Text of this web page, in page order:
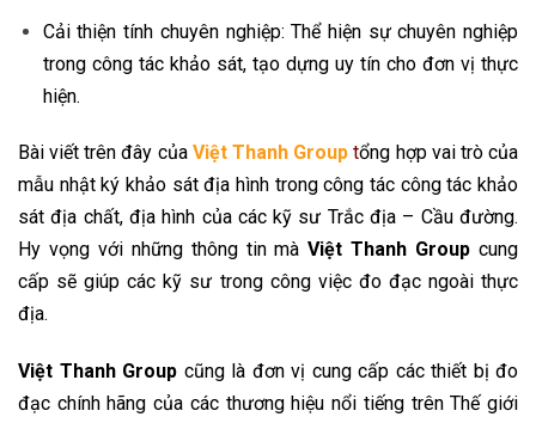
Cải thiện tính chuyên nghiệp: Thể hiện sự chuyên nghiệp
trong công tác khảo sát, tạo dựng uy tín cho đơn vị thực
hiện.
Bài viết trên đây củaViệt Thanh Group tổng hợp vai trò của
mẫu nhật ký khảo sát địa hình trong công tác công tác khảo
sát địa chất, địa hình của các kỹ sư Trắc địa – Cầu đường.
Hy vọng với những thông tin màViệt Thanh Group cung
cấp sẽ giúp các kỹ sư trong công việc đo đạc ngoài thực
địa.
Việt Thanh Group cũng là đơn vị cung cấp các thiết bị đo
đạc chính hãng của các thương hiệu nổi tiếng trên Thế giới